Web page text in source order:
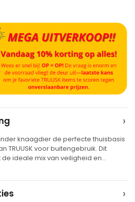
›
knaagdier de perfecte thuisbasis
TRUUSK voor buitengebruik. Dit
ideale mix van veiligheid en
›